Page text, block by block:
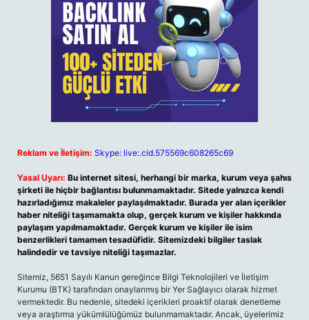
Reklam ve İletişim: Skype: live:.cid.575569c608265c69
Yasal Uyarı: Bu internet sitesi, herhangi bir marka, kurum veya şahıs
şirketi ile hiçbir bağlantısı bulunmamaktadır. Sitede yalnızca kendi
hazırladığımız makaleler paylaşılmaktadır. Burada yer alan içerikler
haber niteliği taşımamakta olup, gerçek kurum ve kişiler hakkında
paylaşım yapılmamaktadır. Gerçek kurum ve kişiler ile isim
benzerlikleri tamamen tesadüfidir. Sitemizdeki bilgiler taslak
halindedir ve tavsiye niteliği taşımazlar.
Sitemiz, 5651 Sayılı Kanun gereğince Bilgi Teknolojileri ve İletişim
Kurumu (BTK) tarafından onaylanmış bir Yer Sağlayıcı olarak hizmet
vermektedir. Bu nedenle, sitedeki içerikleri proaktif olarak denetleme
veya araştırma yükümlülüğümüz bulunmamaktadır. Ancak, üyelerimiz